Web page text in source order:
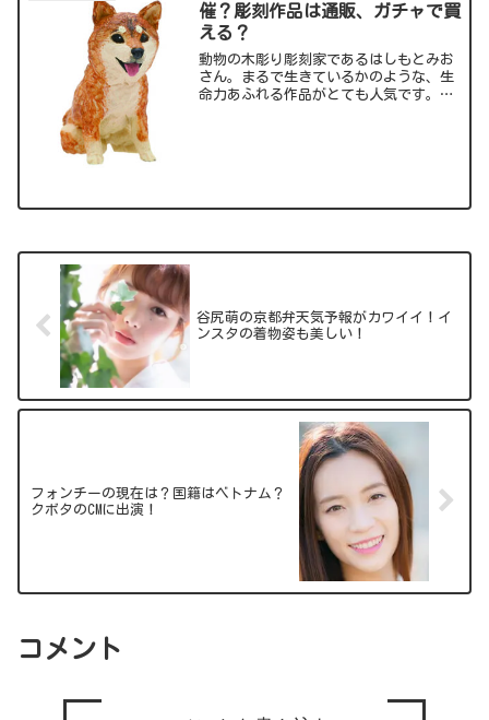
催？彫刻作品は通販、ガチャで買
える？
動物の木彫り彫刻家であるはしもとみお
さん。まるで生きているかのような、生
命力あふれる作品がとても人気です。最
谷尻萌の京都弁天気予報がカワイイ！イ
ンスタの着物姿も美しい！
フォンチーの現在は？国籍はベトナム？
クボタのCMに出演！
コメント